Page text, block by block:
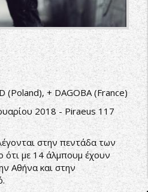
(Poland), + DAGOBA (France)
2018 - Piraeus 117
στην πεντάδα των
ότι με 14 άλμπουμ έχουν
Αθήνα και στην